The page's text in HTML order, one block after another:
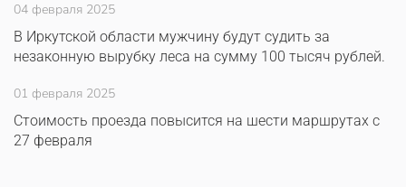
04 февраля 2025
В Иркутской области мужчину будут судить за
незаконную вырубку леса на сумму 100 тысяч рублей.
01 февраля 2025
Стоимость проезда повысится на шести маршрутах с
27 февраля